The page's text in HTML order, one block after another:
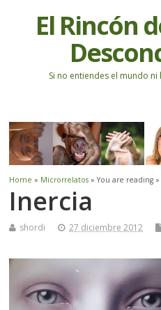
El Rincón
Si no entiendes el mundo
Home » Microrrelatos » You are reading »
Inercia
shordi 27 diciembre 2012